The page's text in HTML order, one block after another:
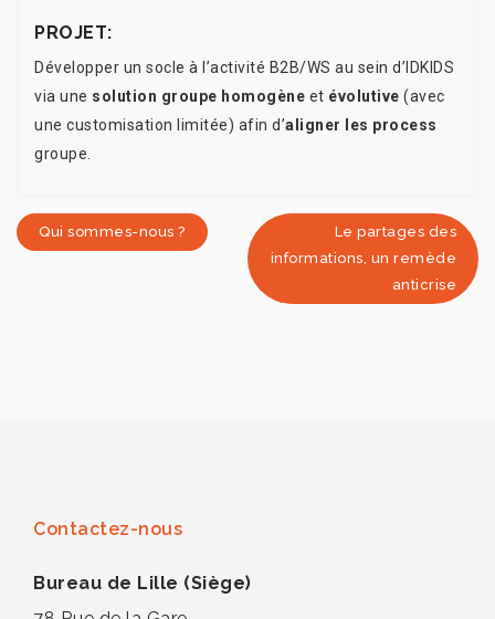
PROJET:
Développer un socle à l’activité B2B/WS au sein d’IDKIDS
via une solution groupe homogène et évolutive (avec
une customisation limitée) afin d’aligner les process
groupe.
Qui sommes-nous ?
Le partages des
informations, un remède
anticrise
Contactez-nous
Bureau de Lille (Siège)